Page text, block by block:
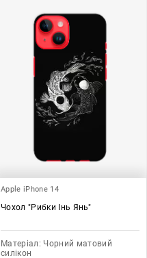
Apple iPhone 14
Чохол "Рибки Інь Янь"
Матеріал: Чорний матовий
силікон